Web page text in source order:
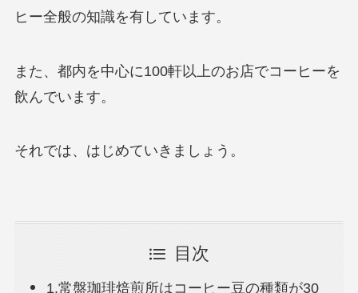
ヒー全般の知識を有しています。
また、都内を中心に100軒以上のお店でコーヒーを
飲んでいます。
それでは、はじめていきましょう。
目次
1.常盤珈琲焙煎所はコーヒー豆の種類が30